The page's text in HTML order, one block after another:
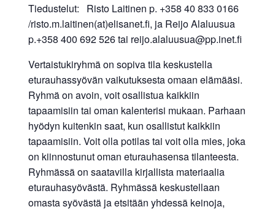
Tiedustelut: Risto Laitinen p. +358 40 833 0166
/risto.m.laitinen(at)elisanet.fi, ja Reijo Alaluusua
p.+358 400 692 526 tai reijo.alaluusua@pp.inet.fi
Vertaistukiryhmä on sopiva tila keskustella
eturauhassyövän vaikutuksesta omaan elämääsi.
Ryhmä on avoin, voit osallistua kaikkiin
tapaamisiin tai oman kalenterisi mukaan. Parhaan
hyödyn kuitenkin saat, kun osallistut kaikkiin
tapaamisiin. Voit olla potilas tai voit olla mies, joka
on kiinnostunut oman eturauhasensa tilanteesta.
Ryhmässä on saatavilla kirjallista materiaalia
eturauhasyövästä. Ryhmässä keskustellaan
omasta syövästä ja etsitään yhdessä keinoja,